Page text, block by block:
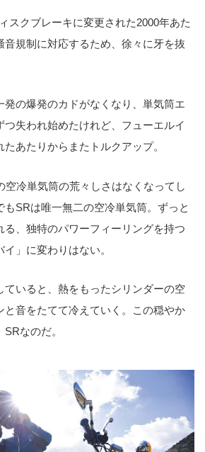
スクブレーキに変更された2000年あた
音規制に対応するため、徐々に牙を抜
発の爆発のカドがなくなり、単気筒エ
つ失われ始めたけれど、フューエルイ
あたりからまたトルクアップ。
空冷単気筒の荒々しさはなくなってし
もSRは唯一無二の空冷単気筒。ずっと
る、独特のパワーフィーリングを持つ
イ」に変わりはない。
ていると、熱をもったシリンダーの空
と音をたてて冷えていく。この穏やか
なのだ。